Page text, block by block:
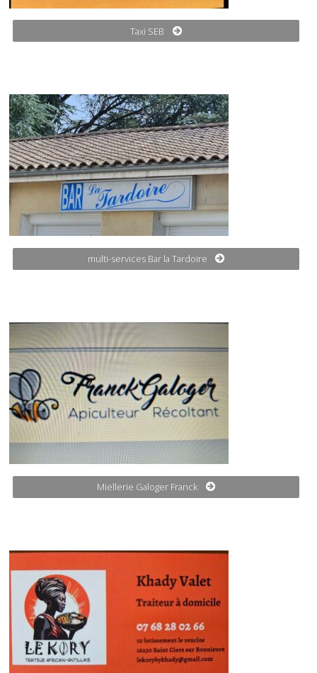
Taxi SEB
multi-services Bar la Tardoire
Miellerie Galoger Franck